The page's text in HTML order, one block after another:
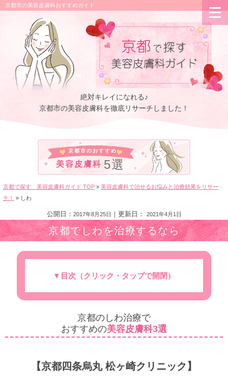
京都市の美容皮膚科おすすめガイド
絶対キレイになれる♪
京都市の美容皮膚科を徹底リサーチしました！
京都市のおすすめ
美容皮膚科 5選
京都で探す 美容皮膚科ガイド TOP » 美容皮膚科で治せるお悩みと治療効果をリサー
チ！
» しわ
公開日： 2017年8月25日 ｜更新日： 2021年4月1日
京都でしわを治療するなら
▼目次（クリック・タップで開閉）
しわ治療でおすすめの美容皮膚科3選
すぐに「効果を実感できる」美容皮膚科のメニ
しわができる原因とは？
あなたのしわの種類はどれ？しわをチェック！
早めのケア・プラスアルファのケアが大切！
京都のしわ治療で
おすすめの美容皮膚科3選
【京都四条烏丸 松ヶ崎クリニック】